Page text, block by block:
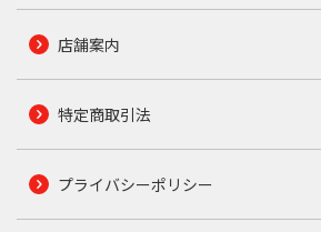
店舗案内
特定商取引法
プライバシーポリシー